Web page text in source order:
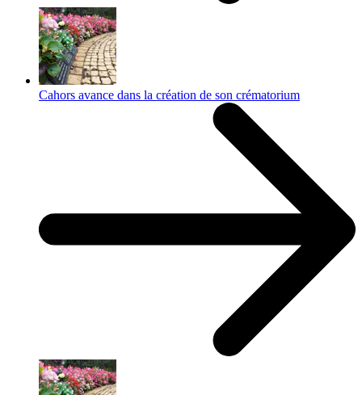
Cahors avance dans la création de son crématorium